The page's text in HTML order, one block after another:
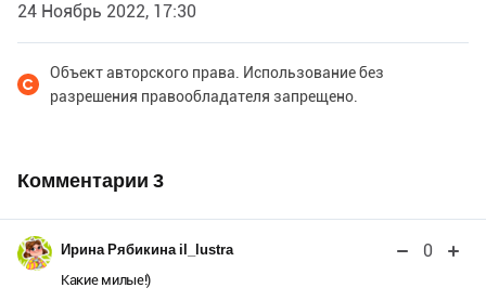
24 Ноябрь 2022, 17:30
Объект авторского права. Использование без
разрешения правообладателя запрещено.
Комментарии 3
Ирина Рябикина il_lustra 0
Какие милые!)